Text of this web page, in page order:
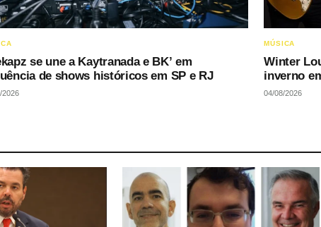
se une a Kaytranada e BK’ em
de shows históricos em SP e RJ
2026
MÚSICA
Winter
inverno
04/08/2026